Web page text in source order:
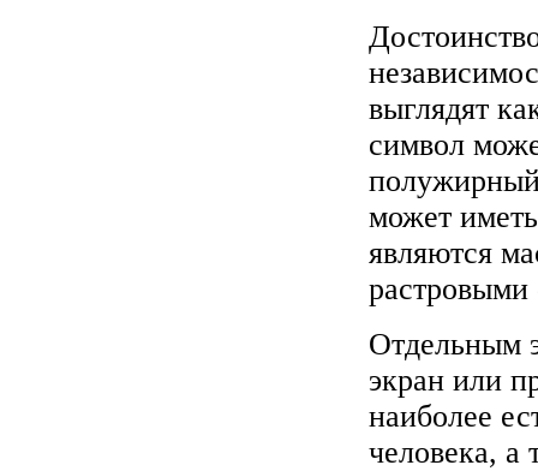
выглядят
символ
может
являются
Отдельным
экран или
наиболее
человека,